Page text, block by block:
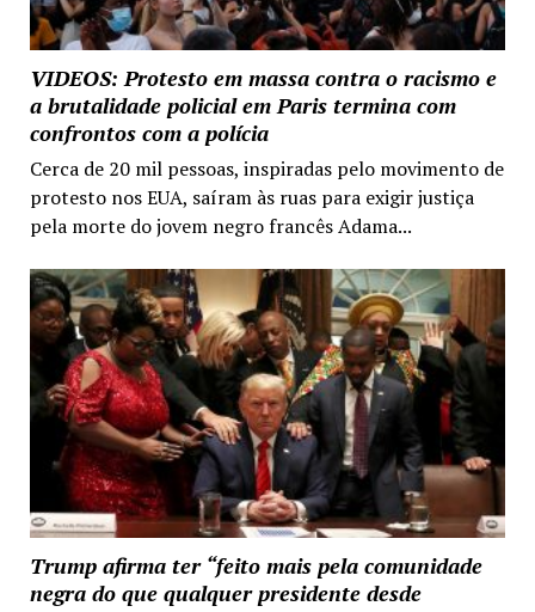
VIDEOS: Protesto em massa contra o racismo e
a brutalidade policial em Paris termina com
confrontos com a polícia
Cerca de 20 mil pessoas, inspiradas pelo movimento de
protesto nos EUA, saíram às ruas para exigir justiça
pela morte do jovem negro francês Adama...
Trump afirma ter “feito mais pela comunidade
negra do que qualquer presidente desde